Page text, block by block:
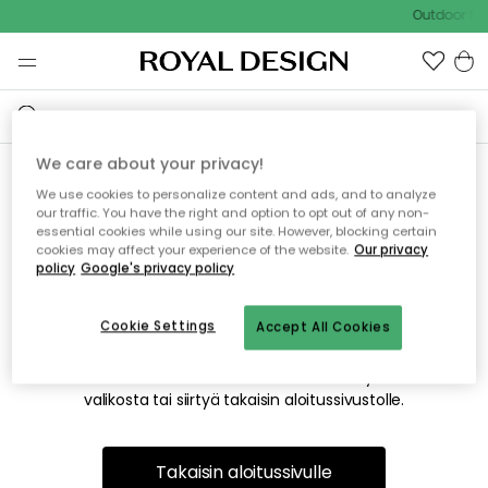
Outdoor
Emme valitettavasti löydä
etsimääsi sivua
Tämä voi johtua siitä, että sivua ei enää ole tai siitä, että se
on siirretty muualle. Pahoittelemme tästä mahdollisesti
valikosta tai siirtyä takaisin aloitussivustolle.
Takaisin aloitussivulle
We care about your privacy!
We use cookies to personalize content and ads, and to analyze
our traffic. You have the right and option to opt out of any non-
essential cookies while using our site. However, blocking certain
cookies may affect your experience of the website. Our privacy
policy Google's privacy policy
Accept All Cookies
Cookie Settings